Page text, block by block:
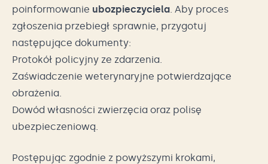
poinformowanie ubozpieczyciela. Aby proces
zgłoszenia przebiegł sprawnie, przygotuj
następujące dokumenty:
Protokół policyjny ze zdarzenia.
Zaświadczenie weterynaryjne potwierdzające
obrażenia.
Dowód własności zwierzęcia oraz polisę
ubezpieczeniową.
Postępując zgodnie z powyższymi krokami,